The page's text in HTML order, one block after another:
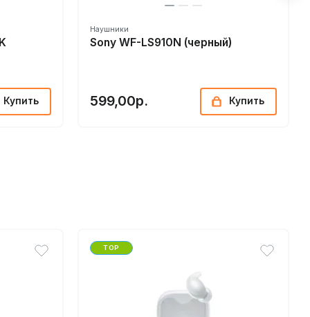
Купить
Наушники
Sony WF-LS910N (черный)
599,00р. Купить
TOP